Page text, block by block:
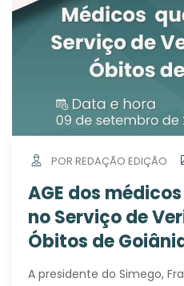
POR REDAÇÃO EDIÇÃO
AGE dos
no Serviço de
Óbitos de
A presidente do Simego,